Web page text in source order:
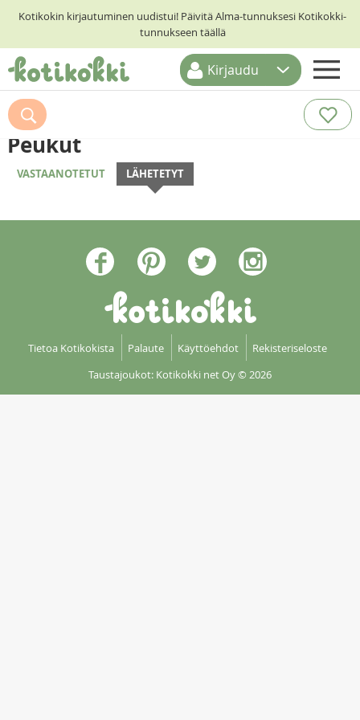
Kotikokin kirjautuminen uudistui! Päivitä Alma-tunnuksesi Kotikokki-
tunnukseen täällä
ETUSIVU
RESEPTIHAKU
KOTIKOKIT
Kirjaudu
Peukut
VASTAANOTETUT LÄHETETYT
Tietoa Kotikokista Palaute Käyttöehdot
Rekisteriseloste
Taustajoukot: Kotikokki net Oy© 2026